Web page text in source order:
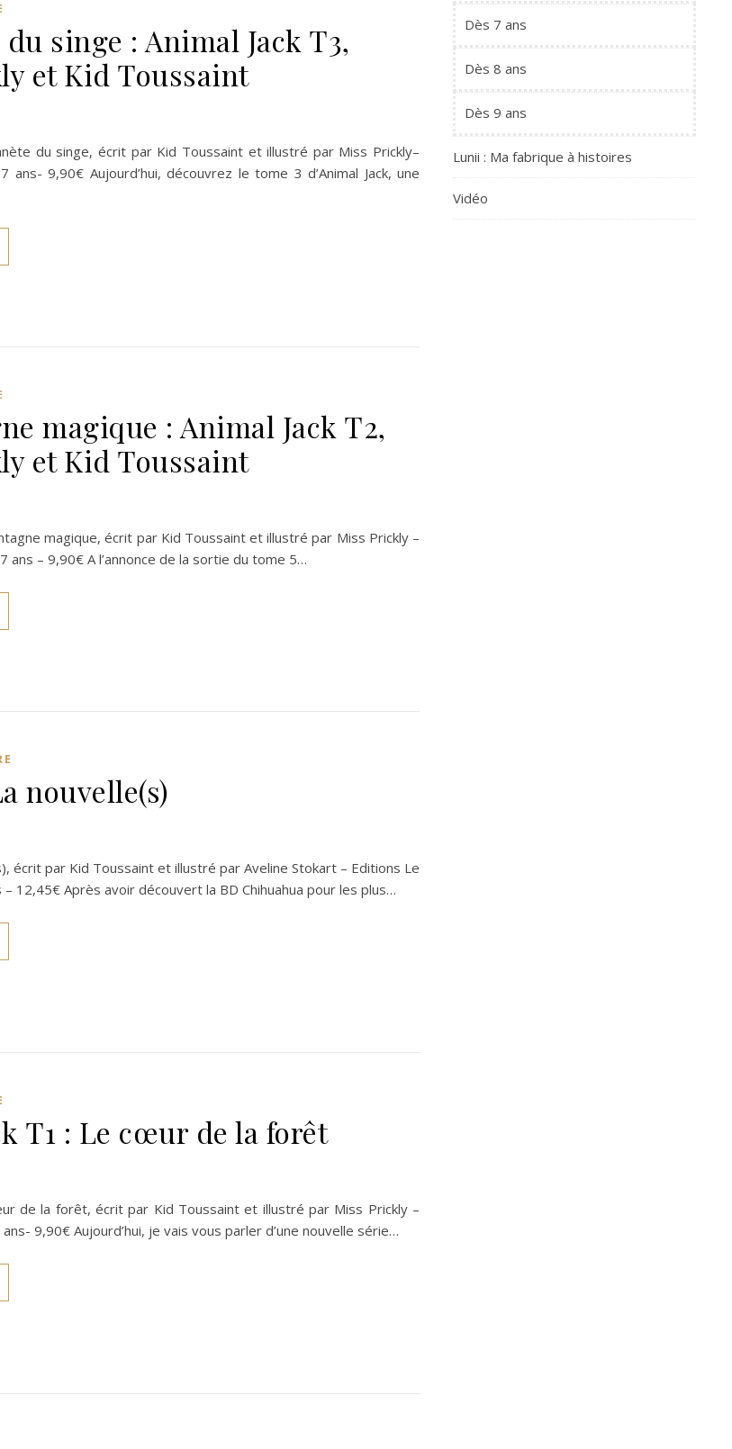
singe : Animal Jack T3,
et Kid Toussaint
du singe, écrit par Kid Toussaint et illustré par Miss Prickly–
ans- 9,90€ Aujourd’hui, découvrez le tome 3 d’Animal Jack, une
magique : Animal Jack T2,
et Kid Toussaint
magique, écrit par Kid Toussaint et illustré par Miss Prickly –
ans – 9,90€ A l’annonce de la sortie du tome 5…
nouvelle(s)
écrit par Kid Toussaint et illustré par Aveline Stokart – Editions Le
12,45€ Après avoir découvert la BD Chihuahua pour les plus…
T1 : Le cœur de la forêt
de la forêt, écrit par Kid Toussaint et illustré par Miss Prickly –
9,90€ Aujourd’hui, je vais vous parler d’une nouvelle série…
Dès 7 ans
Dès 8 ans
Dès 9 ans
Lunii : Ma fabrique à histoires
Vidéo